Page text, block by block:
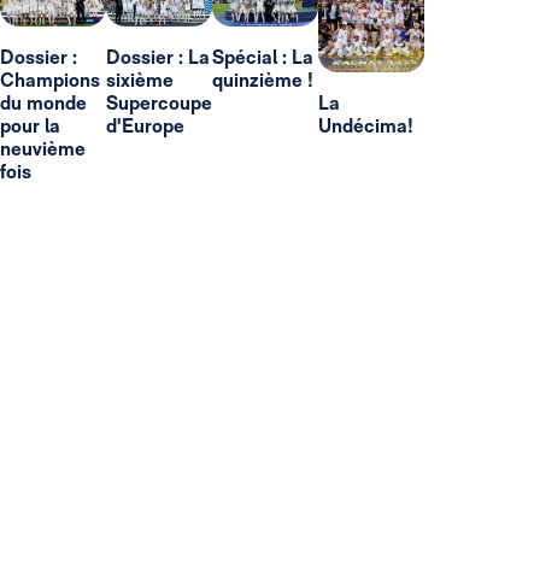
Dossier :
Champions
du monde
pour la
neuvième
fois
Dossier : La
sixième
Supercoupe
d'Europe
Spécial : La
quinzième !
La
Undécima!